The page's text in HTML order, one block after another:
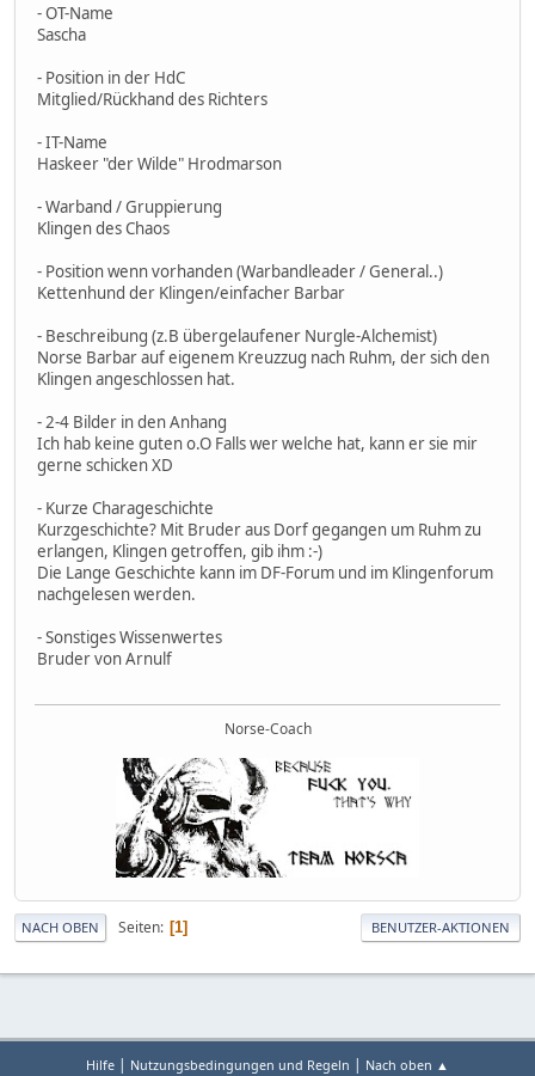
- OT-Name
Sascha
- Position in der HdC
Mitglied/Rückhand des Richters
- IT-Name
Haskeer "der Wilde" Hrodmarson
- Warband / Gruppierung
Klingen des Chaos
- Position wenn vorhanden (Warbandleader / General..)
Kettenhund der Klingen/einfacher Barbar
- Beschreibung (z.B übergelaufener Nurgle-Alchemist)
Norse Barbar auf eigenem Kreuzzug nach Ruhm, der sich den
Klingen angeschlossen hat.
- 2-4 Bilder in den Anhang
Ich hab keine guten o.O Falls wer welche hat, kann er sie mir
gerne schicken XD
- Kurze Charageschichte
Kurzgeschichte? Mit Bruder aus Dorf gegangen um Ruhm zu
erlangen, Klingen getroffen, gib ihm :-)
Die Lange Geschichte kann im DF-Forum und im Klingenforum
nachgelesen werden.
- Sonstiges Wissenwertes
Bruder von Arnulf
Norse-Coach
NACH OBEN Seiten 1 BENUTZER-AKTIONEN
Hilfe Nutzungsbedingungen und Regeln Nach oben ▲